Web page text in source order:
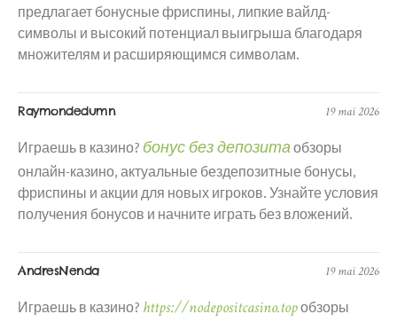
предлагает бонусные фриспины, липкие вайлд-
символы и высокий потенциал выигрыша благодаря
множителям и расширяющимся символам.
Raymondedumn 19 mai 2026
Играешь в казино? бонус без депозитаобзоры
онлайн-казино, актуальные бездепозитные бонусы,
фриспины и акции для новых игроков. Узнайте условия
получения бонусов и начните играть без вложений.
AndresNenda 19 mai 2026
Играешь в казино? https://nodepositcasino.topобзоры